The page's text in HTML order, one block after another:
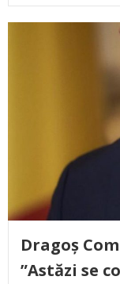
Dragoș
”Astăzi se